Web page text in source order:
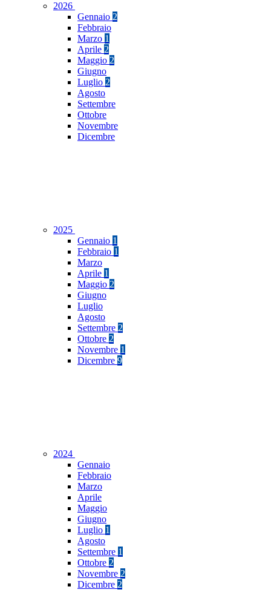
2026
Gennaio 2
Febbraio
Marzo 1
Aprile 2
Maggio 2
Giugno
Luglio 2
Agosto
Settembre
Ottobre
Novembre
Dicembre
2025
Gennaio 1
Febbraio 1
Marzo
Aprile 1
Maggio 2
Giugno
Luglio
Agosto
Settembre 2
Ottobre 2
Novembre 1
Dicembre 9
2024
Gennaio
Febbraio
Marzo
Aprile
Maggio
Giugno
Luglio 1
Agosto
Settembre 1
Ottobre 2
Novembre 2
Dicembre 2